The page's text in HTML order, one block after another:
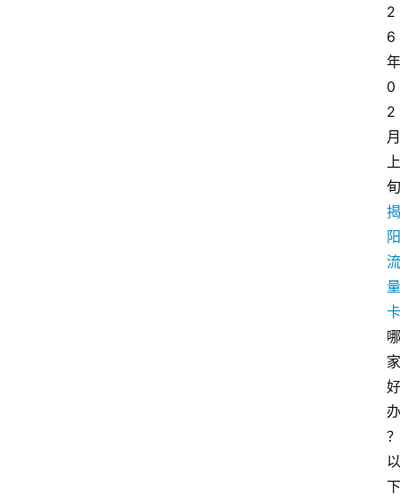
2
6
年
0
2
月
上
旬
揭
阳
流
量
卡
哪
家
好
办
？
以
下